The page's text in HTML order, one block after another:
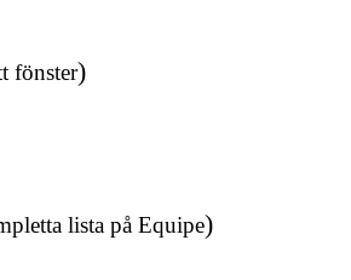
fönster)
lista på Equipe)